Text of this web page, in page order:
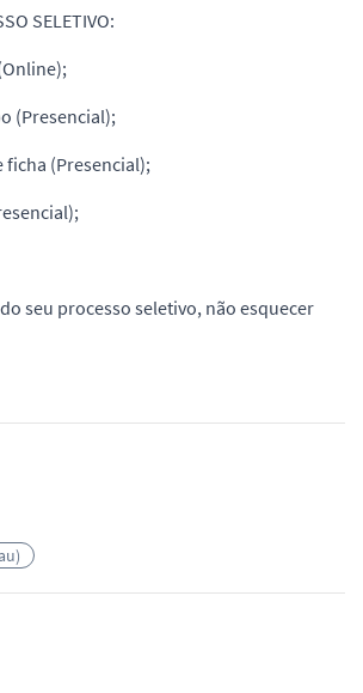
SELETIVO:
(Presencial);
ficha (Presencial);
seu processo seletivo, não esquecer